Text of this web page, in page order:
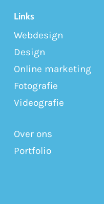
Links
Webdesign
Design
Online marketing
Fotografie
Videografie
Over ons
Portfolio